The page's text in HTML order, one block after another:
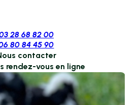
28 68 82 00
80 84 45 90
contacter
rendez-vous en ligne